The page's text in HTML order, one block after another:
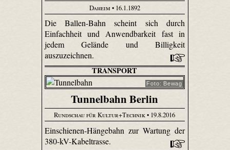
Daheim• 16.1.1892
Die Ballen-Bahn scheint sich durch
Einfachheit und Anwendbarkeit fast in
jedem Gelände und Billigkeit
auszuzeichnen.
TRANSPORT
Foto: Bewag
Tunnelbahn Berlin
Rundschau für Kultur+Technik• 19.8.2016
Einschienen-Hängebahn zur Wartung der
380-kV-Kabeltrasse.